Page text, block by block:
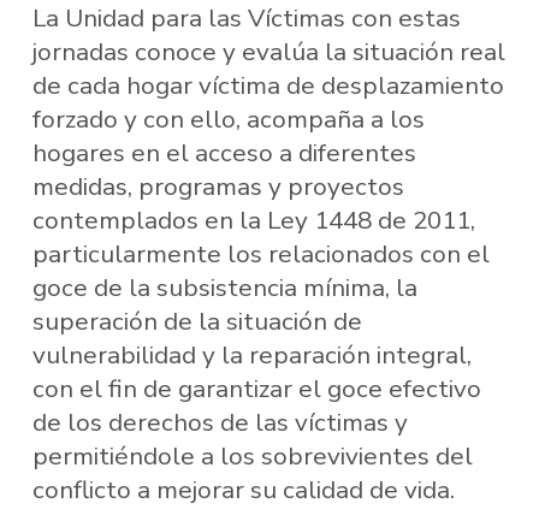
La Unidad para las Víctimas con estas
jornadas conoce y evalúa la situación real
de cada hogar víctima de desplazamiento
forzado y con ello, acompaña a los
hogares en el acceso a diferentes
medidas, programas y proyectos
contemplados en la Ley 1448 de 2011,
particularmente los relacionados con el
goce de la subsistencia mínima, la
superación de la situación de
vulnerabilidad y la reparación integral,
con el fin de garantizar el goce efectivo
de los derechos de las víctimas y
permitiéndole a los sobrevivientes del
conflicto a mejorar su calidad de vida.